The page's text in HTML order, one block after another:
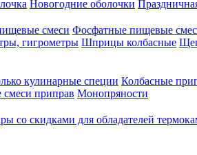
Новогодние оболочки
смеси Фосфатные пищевые
гигрометры Шприцы колбасные
кулинарные специи Колбасные
приправ Монопряности
со скидками для обладателей